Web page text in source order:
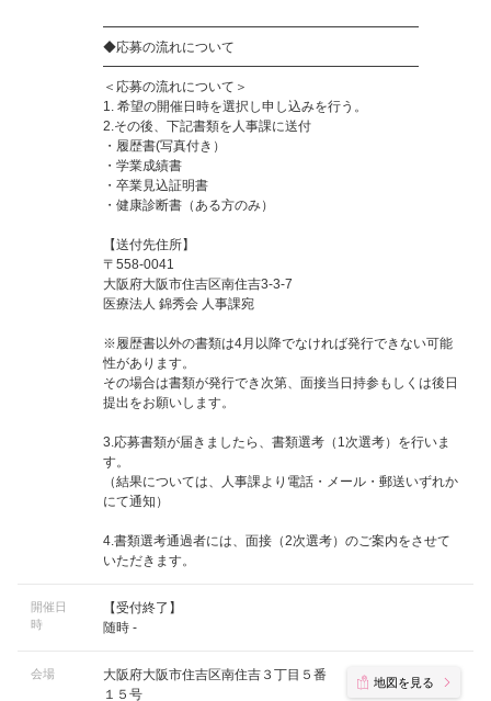
━━━━━━━━━━━━━━━━━━━━━━━━
◆応募の流れについて
━━━━━━━━━━━━━━━━━━━━━━━━
＜応募の流れについて＞
1. 希望の開催日時を選択し申し込みを行う。
2.その後、下記書類を人事課に送付
・履歴書(写真付き）
・学業成績書
・卒業見込証明書
・健康診断書（ある方のみ）
【送付先住所】
〒558-0041
大阪府大阪市住吉区南住吉3-3-7
医療法人 錦秀会 人事課宛
※履歴書以外の書類は4月以降でなければ発行できない可能
性があります。
その場合は書類が発行でき次第、面接当日持参もしくは後日
提出をお願いします。
3.応募書類が届きましたら、書類選考（1次選考）を行いま
す。
（結果については、人事課より電話・メール・郵送いずれか
にて通知）
4.書類選考通過者には、面接（2次選考）のご案内をさせて
いただきます。
開催日
時
【受付終了】
随時 -
会場
大阪府大阪市住吉区南住吉３丁目５番
１５号
地図を見る